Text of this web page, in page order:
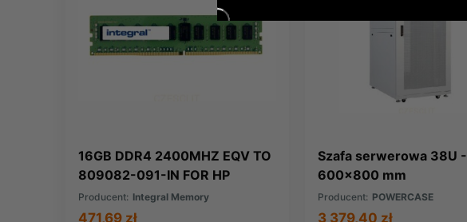
16GB DDR4 2400MHZ EQV TO
809082-091-IN FOR HP
COMPAQ
Producent: Integral Memory
471,69 zł
Szafa serwerowa 38U -
600x800 mm
Producent: POWERCASE
3 379,40 zł